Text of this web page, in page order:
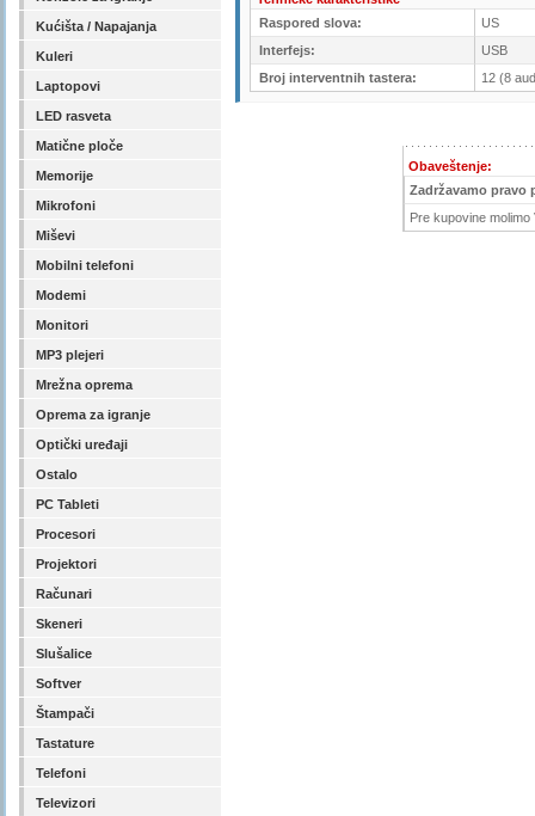
Kućišta / Napajanja
Kuleri
Laptopovi
LED rasveta
Matične ploče
Memorije
Mikrofoni
Miševi
Mobilni telefoni
Modemi
Monitori
MP3 plejeri
Mrežna oprema
Oprema za igranje
Optički uređaji
Ostalo
PC Tableti
Procesori
Projektori
Računari
Skeneri
Slušalice
Softver
Štampači
Tastature
Telefoni
Televizori
Raspored slova:
US
Interfejs:
USB
Broj interventnih tastera:
12 (8
Obaveštenje:
Zadržavamo pravo
Pre kupovine